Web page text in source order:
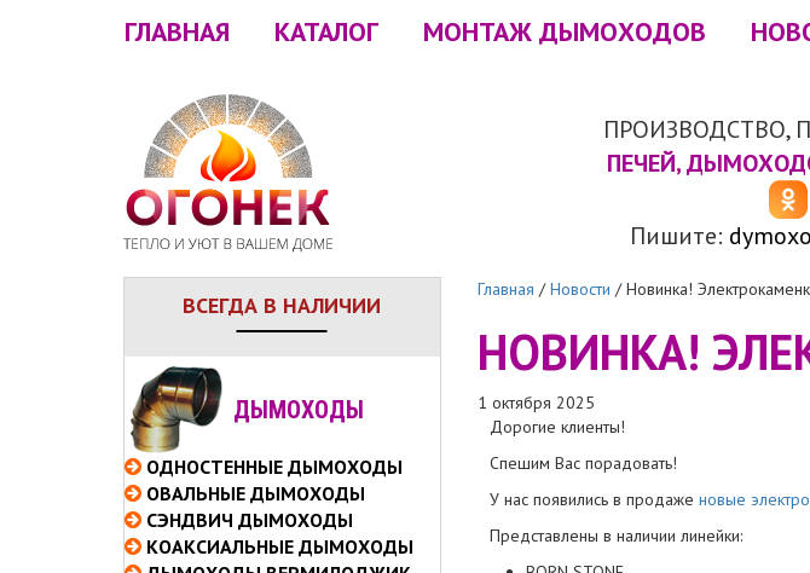
ГЛАВНАЯ КАТАЛОГ МОНТАЖ ДЫМОХОДОВ
ПРОИЗВОДСТВО,
ПЕЧЕЙ,
Пишите:
Главная / Новости / Новинка!
НОВИНКА!
1 октября 2025
Дорогие клиенты!
Спешим Вас порадовать!
У нас появились в продаже новые
Представлены в наличии линейки:
ВСЕГДА В НАЛИЧИИ
ДЫМОХОДЫ
ОДНОСТЕННЫЕ ДЫМОХОДЫ
ОВАЛЬНЫЕ ДЫМОХОДЫ
СЭНДВИЧ ДЫМОХОДЫ
КОАКСИАЛЬНЫЕ ДЫМОХОДЫ